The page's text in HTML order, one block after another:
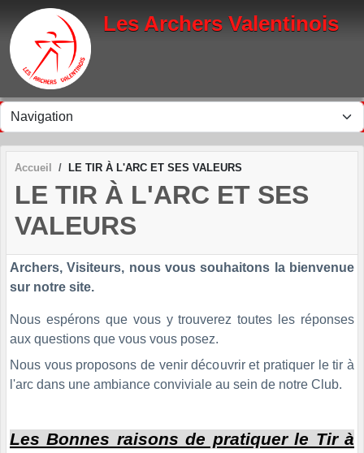
Les Archers Valentinois
Accueil LE TIR À L'ARC ET SES VALEURS
LE TIR À L'ARC ET SES
VALEURS
Archers, Visiteurs, nous vous souhaitons la bienvenue
sur notre site.
Nous espérons que vous y trouverez toutes les réponses
aux questions que vous vous posez.
Nous vous proposons de venir découvrir et pratiquer le tir à
l'arc dans une ambiance conviviale au sein de notre Club.
Les Bonnes raisons de pratiquer le Tir à
Panneau de gestion des cookies